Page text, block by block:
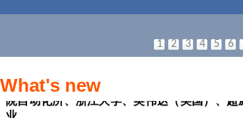
1 2 3 4 5 6
What's new
陈喆、王文海、陈果等的通用多模态大模
NJU -ImagineLab队（李嘉涵，路通）在
院自动化所、浙江大学、英伟达（美国）、超
业